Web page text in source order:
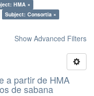
HMA ×
Subject: Consortia ×
Show Advanced Filters
a partir de HMA
de sabana